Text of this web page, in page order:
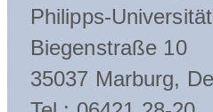
Philipps-
Biegenstraße 10
35037 Marburg,